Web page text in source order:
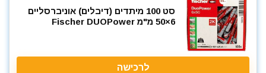
סט 100 מיתדים (דיבלים) אוניברסליים
6×50 מ"מ Fischer DUOPower
לרכישה